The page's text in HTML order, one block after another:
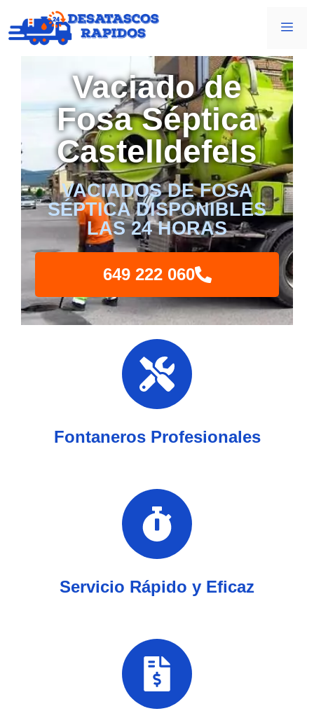
Vaciado de
Fosa Séptica
Castelldefels
VACIADOS DE FOSA
SÉPTICA DISPONIBLES
LAS 24 HORAS
649 222 060
Fontaneros Profesionales
Servicio Rápido y Eficaz